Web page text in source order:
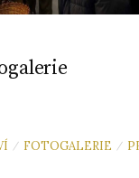
/ FOTOGALERIE /